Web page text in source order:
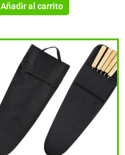
Añadir al carrito